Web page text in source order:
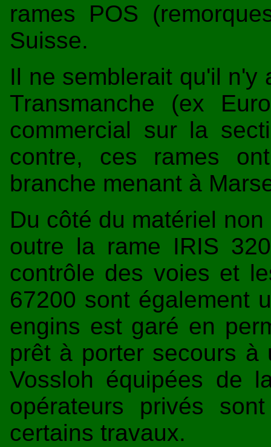
rames POS
Suisse.
Il ne semblerait qu'il n'y
Transmanche (ex
commercial sur la
contre, ces rames
branche menant à
Du côté du matériel
outre la rame IRIS
contrôle des voies et
67200 sont également
engins est garé en
prêt à porter secours à
Vossloh équipées de
opérateurs privés
certains travaux.